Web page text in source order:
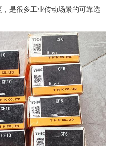
是很多工业传动场景的可靠选